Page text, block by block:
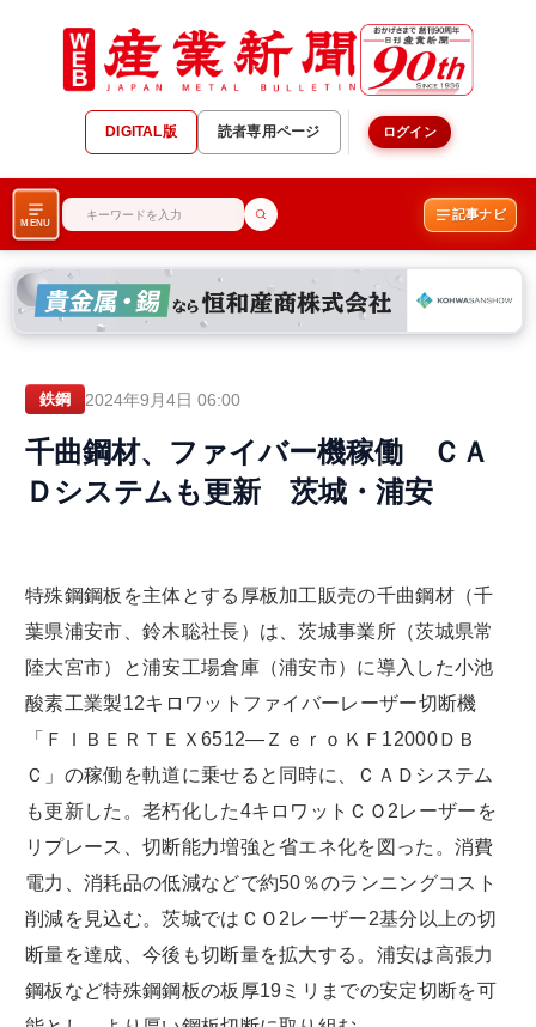
DIGITAL版 読者専用ページ ログイン
MENU
記事ナビ
鉄鋼 2024年9月4日 06:00
千曲鋼材、ファイバー機稼働 ＣＡ
Ｄシステムも更新 茨城・浦安
特殊鋼鋼板を主体とする厚板加工販売の千曲鋼材（千
葉県浦安市、鈴木聡社長）は、茨城事業所（茨城県常
陸大宮市）と浦安工場倉庫（浦安市）に導入した小池
酸素工業製12キロワットファイバーレーザー切断機
「ＦＩＢＥＲＴＥＸ6512―ＺｅｒｏＫＦ12000ＤＢ
Ｃ」の稼働を軌道に乗せると同時に、ＣＡＤシステム
も更新した。老朽化した4キロワットＣＯ2レーザーを
リプレース、切断能力増強と省エネ化を図った。消費
電力、消耗品の低減などで約50％のランニングコスト
削減を見込む。茨城ではＣＯ2レーザー2基分以上の切
断量を達成、今後も切断量を拡大する。浦安は高張力
鋼板など特殊鋼鋼板の板厚19ミリまでの安定切断を可